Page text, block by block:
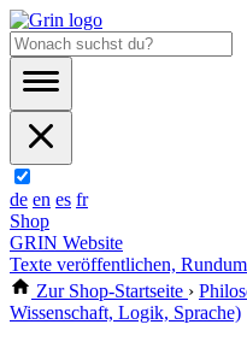
de en es fr
Shop
GRIN Website
Texte veröffentlichen,
Zur Shop-Startseite ›
Wissenschaft, Logik, Sprache)